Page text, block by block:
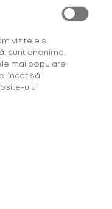
Trading SRL
Ploiești, nr. 1A,
A (Etaj 3) și Clădirea
vizitele și
sunt anonime.
mai populare
încat să
ului